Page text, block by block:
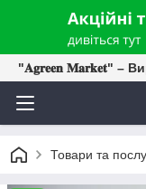
"𝐀𝐠𝐫𝐞𝐞𝐧 𝐌𝐚𝐫𝐤𝐞𝐭" –
Товари та